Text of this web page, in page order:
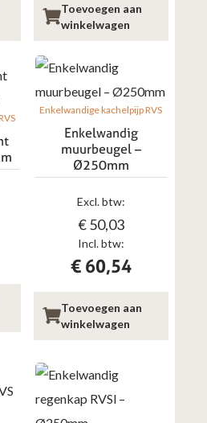
Toevoegen aan
winkelwagen
Enkelwandige kachelpijp RVS
Enkelwandig
muurbeugel –
Ø250mm
Incl. btw:
€60,54
Excl. btw:
€50,03
Toevoegen aan
winkelwagen